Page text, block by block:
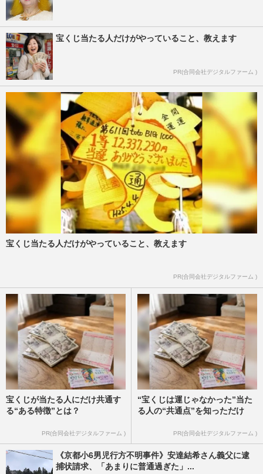
宝くじ当たる人だけがやっていること、教えます
PR(合同会社デジタルファーム )
宝くじ当たる人だけがやっていること、教えます
PR(合同会社デジタルファーム )
宝くじが当たる人にだけ共通す
る“ある特徴”とは？
PR(合同会社デジタルファーム )
“宝くじは運じゃなかった”当た
る人の“共通点”を知っただけ
PR(合同会社デジタルファーム )
《京都小6男児行方不明事件》安達結希さん義父に逮
捕状請求、「あまりに普通過ぎた」...